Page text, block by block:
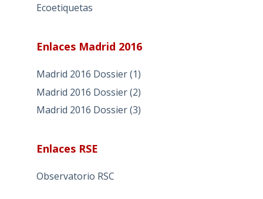
Ecoetiquetas
Enlaces Madrid 2016
Madrid 2016 Dossier (1)
Madrid 2016 Dossier (2)
Madrid 2016 Dossier (3)
Enlaces RSE
Observatorio RSC